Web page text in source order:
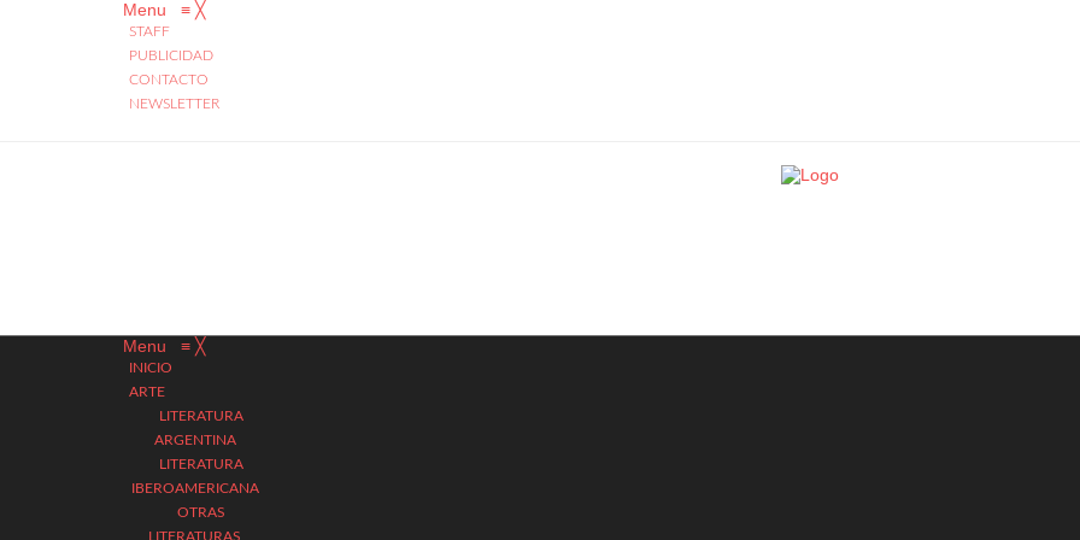
Menu ≡ ╳
STAFF
PUBLICIDAD
CONTACTO
NEWSLETTER
Menu ≡ ╳
INICIO
ARTE
LITERATURA
ARGENTINA
LITERATURA
IBEROAMERICANA
OTRAS
LITERATURAS